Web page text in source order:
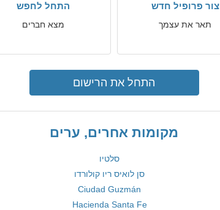
צור פרופיל חדש
תאר את עצמך
התחל לחפש
מצא חברים
התחל את הרישום
מקומות אחרים, ערים
סלטיו
סן לואיס ריו קולורדו
Ciudad Guzmán
Hacienda Santa Fe